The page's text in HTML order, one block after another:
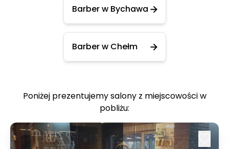
Barber w Bychawa
Barber w Chełm
Poniżej prezentujemy salony z miejscowości w
pobliżu: